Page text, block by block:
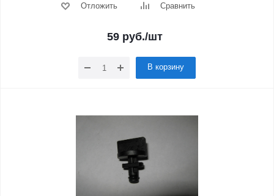
Отложить Сравнить
59 руб./шт
В корзину